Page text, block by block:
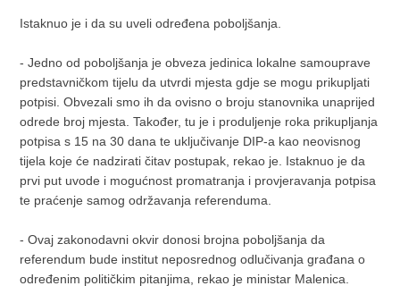
Istaknuo je i da su uveli određena poboljšanja.
- Jedno od poboljšanja je obveza jedinica lokalne samouprave
predstavničkom tijelu da utvrdi mjesta gdje se mogu prikupljati
potpisi. Obvezali smo ih da ovisno o broju stanovnika unaprijed
odrede broj mjesta. Također, tu je i produljenje roka prikupljanja
potpisa s 15 na 30 dana te uključivanje DIP-a kao neovisnog
tijela koje će nadzirati čitav postupak, rekao je. Istaknuo je da
prvi put uvode i mogućnost promatranja i provjeravanja potpisa
te praćenje samog održavanja referenduma.
- Ovaj zakonodavni okvir donosi brojna poboljšanja da
referendum bude institut neposrednog odlučivanja građana o
određenim političkim pitanjima, rekao je ministar Malenica.